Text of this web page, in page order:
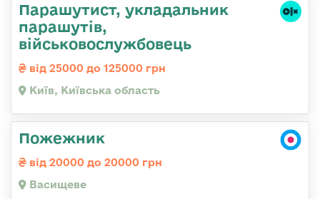
Парашутист, укладальник
парашутів,
військовослужбовець
від 25000 до 125000 грн
Київ, Київська область
Пожежник
від 20000 до 20000 грн
Васищеве